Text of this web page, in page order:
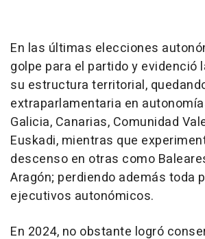
En las últimas elecciones
golpe para el partido y evidenció
su estructura territorial,
extraparlamentaria en
Galicia, Canarias, Comunidad
Euskadi, mientras que
descenso en otras como
Aragón; perdiendo además toda
ejecutivos autonómicos.
En 2024, no obstante logró